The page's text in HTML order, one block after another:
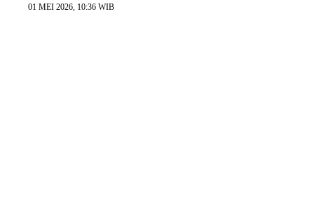
01 MEI 2026, 10:36 WIB